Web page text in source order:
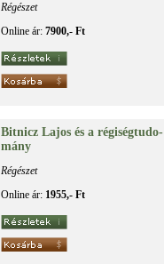
Régészet
Online ár: 7900,- Ft
Bit­nicz La­jos és a ré­gi­ség­tu­do­
mány
Régészet
Online ár: 1955,- Ft